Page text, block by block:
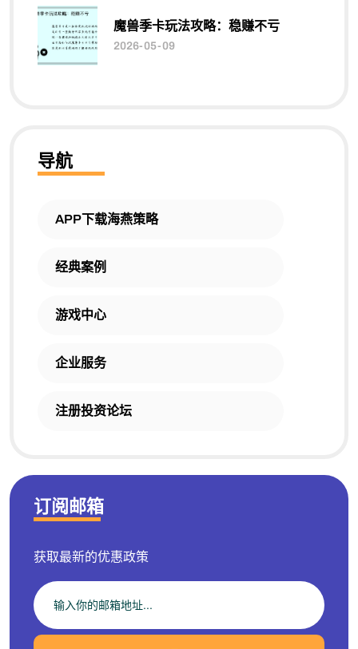
魔兽季卡玩法攻略：稳赚不亏
2026-05-09
导航
APP下载海燕策略
经典案例
游戏中心
企业服务
注册投资论坛
订阅邮箱
获取最新的优惠政策